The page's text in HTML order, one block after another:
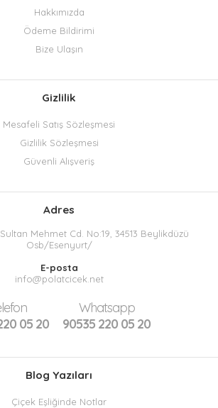
Hakkımızda
Ödeme Bildirimi
Bize Ulaşın
Gizlilik
Mesafeli Satış Sözleşmesi
Gizlilik Sözleşmesi
Güvenli Alışveriş
Adres
Mehmet Cd. No:19, 34513 Beylikdüzü
Osb/Esenyurt/
E-posta
info@polatcicek.net
05 20
Whatsapp
90535 220 05 20
Blog Yazıları
Çiçek Eşliğinde Notlar